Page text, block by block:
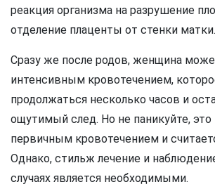
реакция организма на разрушение
отделение плаценты от стенки матки.
Сразу же после родов, женщина
интенсивным кровотечением,
продолжаться несколько часов и
ощутимый след. Но не паникуйте, это
первичным кровотечением и
Однако, стильж лечение и
случаях является необходимыми.